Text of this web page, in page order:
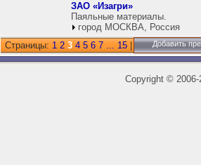
ЗАО «Изагри»
Паяльные материалы.
город МОСКВА, Россия
Страницы: 1 2 3 4 5 6 7 ... 15 Добавить
Copyright ©